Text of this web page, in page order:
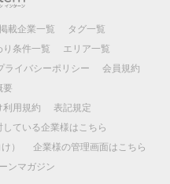
載企業一覧
タグ一覧
り条件一覧
エリア一覧
ライバシーポリシー
会員規約
要
利用規約
表記規定
ている企業様はこちら
）
企業様の管理画面はこちら
ンマガジン